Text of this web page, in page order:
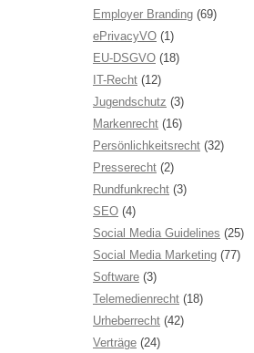
Employer Branding (69)
ePrivacyVO (1)
EU-DSGVO (18)
IT-Recht (12)
Jugendschutz (3)
Markenrecht (16)
Persönlichkeitsrecht (32)
Presserecht (2)
Rundfunkrecht (3)
SEO (4)
Social Media Guidelines (25)
Social Media Marketing (77)
Software (3)
Telemedienrecht (18)
Urheberrecht (42)
Verträge (24)